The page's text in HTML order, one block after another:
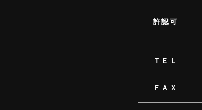
許認可
ＴＥＬ
ＦＡＸ